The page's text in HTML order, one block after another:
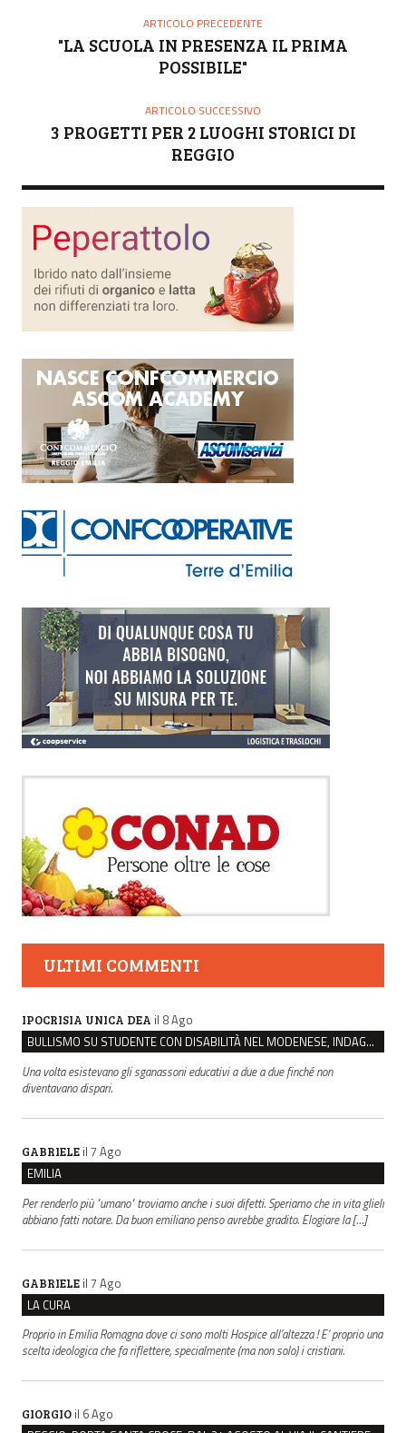
ARTICOLO PRECEDENTE
"LA SCUOLA IN PRESENZA IL PRIMA
POSSIBILE"
ARTICOLO SUCCESSIVO
3 PROGETTI PER 2 LUOGHI STORICI DI
REGGIO
ULTIMI COMMENTI
IPOCRISIA UNICA DEA il 8 Ago
BULLISMO SU STUDENTE CON DISABILITÀ NEL MODENESE, INDAGATI DUE RAGAZZI DI 16 ANNI
Una volta esistevano gli sganassoni educativi a due a due finché non
diventavano dispari.
GABRIELE il 7 Ago
EMILIA
Per renderlo più "umano" troviamo anche i suoi difetti. Speriamo che in vita glieli
abbiano fatti notare. Da buon emiliano penso avrebbe gradito. Elogiare la […]
GABRIELE il 7 Ago
LA CURA
Proprio in Emilia Romagna dove ci sono molti Hospice all’altezza ! E’ proprio una
scelta ideologica che fa riflettere, specialmente (ma non solo) i cristiani.
GIORGIO il 6 Ago